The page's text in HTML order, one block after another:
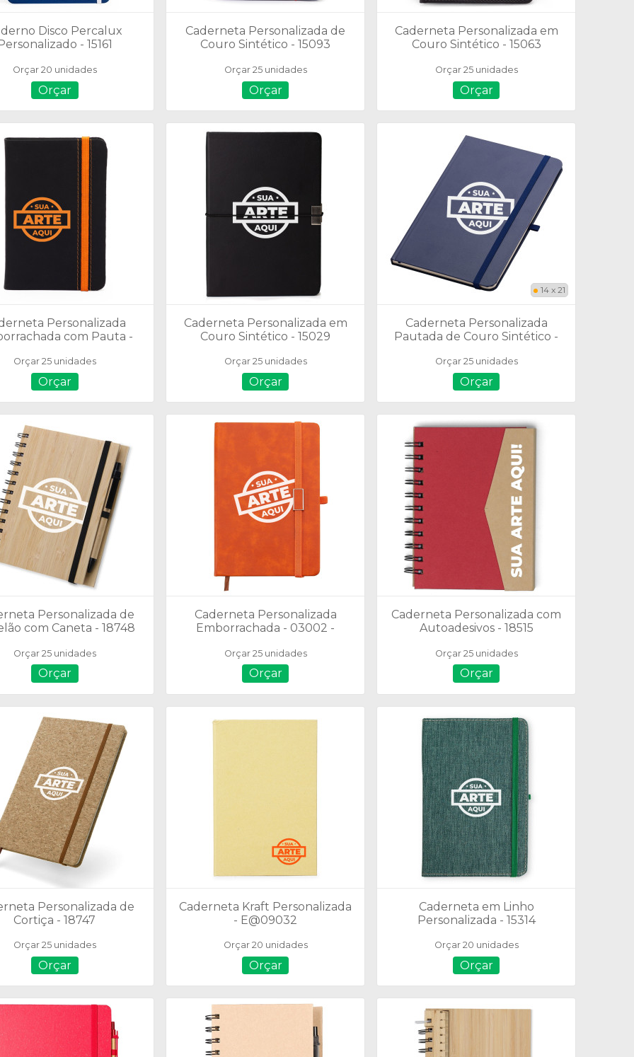
Disco Percalux
- 15161
Orçar 20 unidades
Orçar
Caderneta Personalizada de
Couro Sintético - 15093
Orçar 25 unidades
Orçar
Caderneta Personalizada em
Couro Sintético - 15063
Orçar 25 unidades
Orçar
Personalizada
com Pauta -
Orçar 25 unidades
Orçar
Caderneta Personalizada em
Couro Sintético - 15029
Orçar 25 unidades
Orçar
14 x 21
Caderneta Personalizada
Pautada de Couro Sintético -
Orçar 25 unidades
Orçar
Personalizada de
com Caneta - 18748
Orçar 25 unidades
Orçar
Caderneta Personalizada
Emborrachada - 03002 -
cm
Orçar 25 unidades
Orçar
Caderneta Personalizada com
Autoadesivos - 18515
Orçar 25 unidades
Orçar
Personalizada de
Cortiça - 18747
Orçar 25 unidades
Orçar
Caderneta Kraft Personalizada
- E@09032
Orçar 20 unidades
Orçar
Caderneta em Linho
Personalizada - 15314
Orçar 20 unidades
Orçar